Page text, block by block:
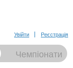
Увійти Реєстрація